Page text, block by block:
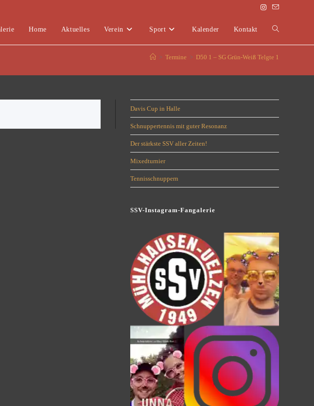
Home Aktuelles Verein Sport Kalender Kontakt
> Termine > D50 1 – SG Grün-Weiß Telgte 1
Davis Cup in Halle
Schnuppertennis mit guter Resonanz
Der stärkste SSV aller Zeiten!
Mixedturnier
Tennisschnuppern
SSV-Instagram-Fangalerie